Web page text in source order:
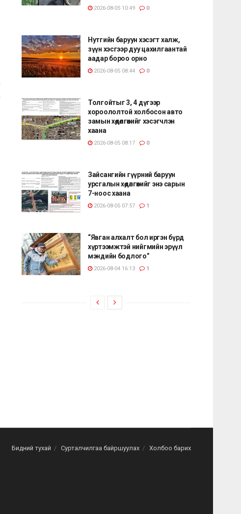
2026-08-05 10:49 0
Нутгийн баруун хэсэгт халж,
зүүн хэсгээр дуу цахилгаантай
аадар бороо орно
2026-08-05 08:44 0
Толгойтыг 3, 4 дүгээр
хороололтой холбосон авто
замын хөдөлгөөнийг хэсэгчлэн
хаана
2026-08-05 08:17 0
Зайсангийн гүүрний баруун
урсгалын хөдөлгөөнийг энэ сарын
7-ноос хаана
2026-08-05 07:57 1
“Явган алхалт бол иргэн бүрд
хүртээмжтэй нийгмийн эрүүл
мэндийн бодлого”
2026-08-04 16:13 1
Бидний тухай Сурталчилгаа байршуулах Холбоо барих